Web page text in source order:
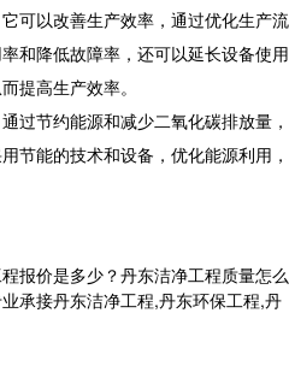
可以改善生产效率，通过优化生产流
和降低故障率，还可以延长设备使用
提高生产效率。
过节约能源和减少二氧化碳排放量，
节能的技术和设备，优化能源利用，
报价是多少？丹东洁净工程质量怎么
承接丹东洁净工程,丹东环保工程,丹